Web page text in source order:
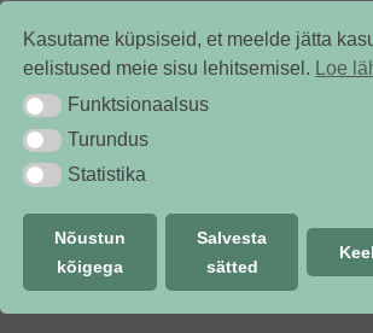
Kasutame küpsiseid, et meelde jätta
eelistused meie sisu lehitsemisel. Loe
Funktsionaalsus
Funktsionaalsus
TurundusTurundus
StatistikaStatistika
Nõustun
kõigega
Salvesta
sätted
VITAMIINIKULLER.EE
© vitamiinikuller.ee 2018